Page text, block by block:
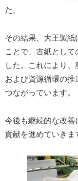
た。
その結果、大王製紙
ことで、古紙として
した。これにより
および資源循環の推
つながっています。
今後も継続的な改善
貢献を進めていきま